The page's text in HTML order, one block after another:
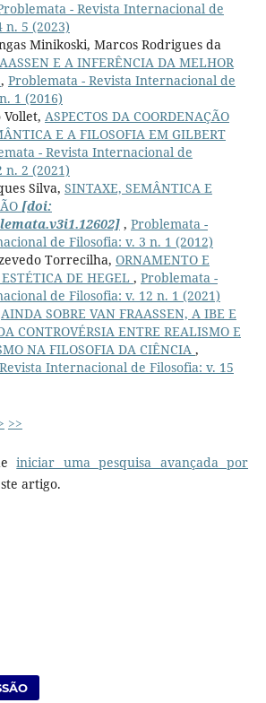
- Revista Internacional de
n. 5 (2023)
Minikoski, Marcos Rodrigues da
E A INFERÊNCIA DA MELHOR
, Problemata - Revista Internacional de
1 (2016)
ASPECTOS DA COORDENAÇÃO
E A FILOSOFIA EM GILBERT
- Revista Internacional de
n. 2 (2021)
Silva, SINTAXE, SEMÂNTICA E
[doi:
, Problemata -
de Filosofia: v. 3 n. 1 (2012)
Torrecilha, ORNAMENTO E
DE HEGEL , Problemata -
de Filosofia: v. 12 n. 1 (2021)
AINDA SOBRE VAN FRAASSEN, A IBE E
CONTROVÉRSIA ENTRE REALISMO E
NA FILOSOFIA DA CIÊNCIA ,
Internacional de Filosofia: v. 15
>>
iniciar uma pesquisa avançada por
artigo.